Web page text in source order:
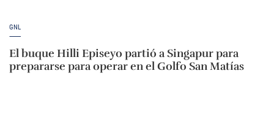
GNL
El buque Hilli Episeyo partió a Singapur para
prepararse para operar en el Golfo San Matías